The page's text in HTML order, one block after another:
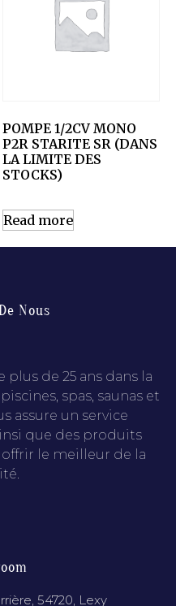
POMPE 1/2CV MONO
P2R STARITE SR (DANS
LA LIMITE DES
STOCKS)
Read more
Nous
plus de 25 ans dans la
spas, saunas et
assure un service
que des produits
le meilleur de la
54720, Lexy